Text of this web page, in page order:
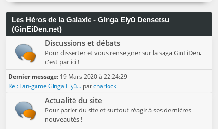
Les Héros de la Galaxie - Ginga Eiyû Densetsu
(GinEiDen.net)
Discussions et débats
Pour disserter et vous renseigner sur la saga GinEiDen,
c'est par ici !
Dernier message: 19 Mars 2020 à 22:24:29
Re : Fan-game Ginga Eiyû... parcharlock
Actualité du site
Pour parler du site et surtout réagir à ses dernières
nouveautés !